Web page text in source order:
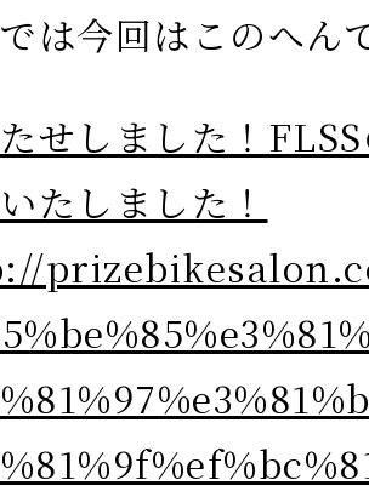
は今回はこのへん
せしました！
たしました！